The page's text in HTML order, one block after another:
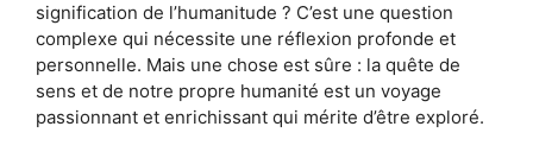
signification de l’humanitude ? C’est une question
complexe qui nécessite une réflexion profonde et
personnelle. Mais une chose est sûre : la quête de
sens et de notre propre humanité est un voyage
passionnant et enrichissant qui mérite d’être exploré.